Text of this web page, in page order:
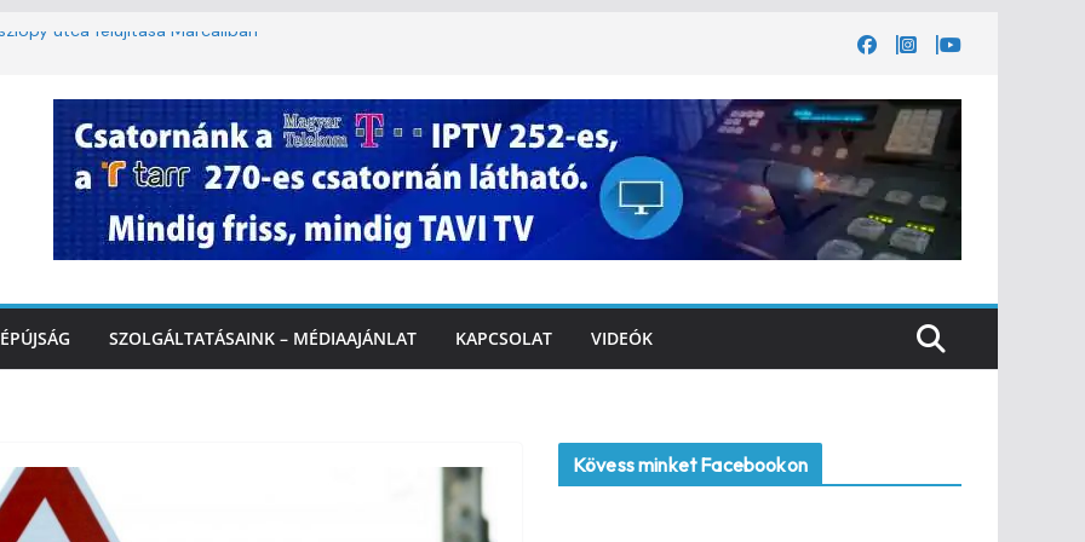
utca felújítása Marcaliban –
lakossági felháborodást váltott ki a
Marcaliban – VIDEÓ
– az első félidő végén
SZOLGÁLTATÁSAINK – MÉDIAAJÁNLAT KAPCSOLAT VIDEÓK
Kövess minket Facebookon